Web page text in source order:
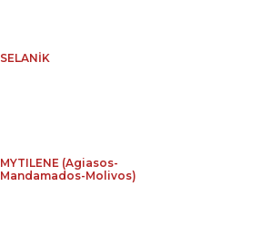
SELANİK
MYTILENE (Agiasos-
Mandamados-Molivos)